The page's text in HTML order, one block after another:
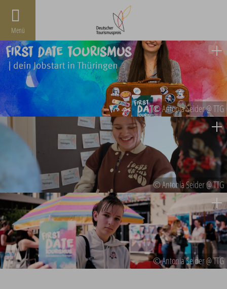
Menü
© Antonia Seider @ TTG
© Antonia Seider @ TTG
© Antonia Seider @ TTG